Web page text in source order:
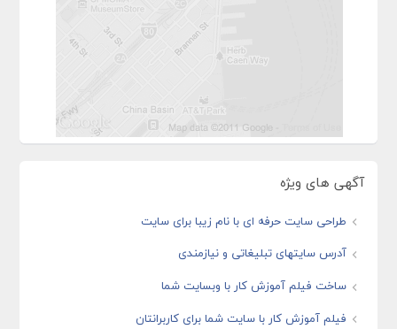
آگهی های ویژه
طراحی سایت حرفه ای با نام زیبا برای سایت
آدرس سایتهای تبلیغاتی و نیازمندی
ساخت فیلم آموزش کار با وبسایت شما
فیلم آموزش کار با سایت شما برای کاربرانتان